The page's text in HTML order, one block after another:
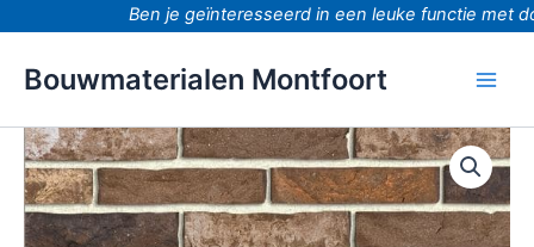
Ben je geïnteresseerd in een leuke functie met
Bouwmaterialen Montfoort
Dali
brons
waalformaat
handvorm
aantal